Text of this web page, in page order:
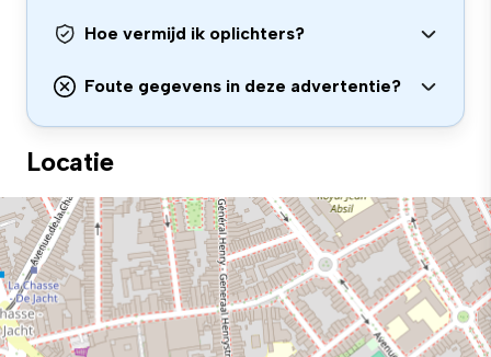
Hoe vermijd ik oplichters?
Foute gegevens in deze advertentie?
Locatie